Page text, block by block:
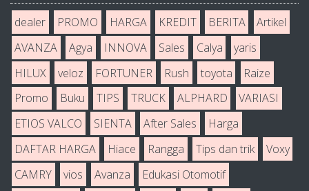
dealer PROMO HARGA KREDIT BERITA
Artikel
AVANZA
Agya INNOVA Sales Calya
yaris
HILUX
veloz FORTUNER Rush toyota
Raize
Promo
Buku TIPS TRUCK ALPHARD
VARIASI
ETIOS VALCO
SIENTA After Sales
Harga
DAFTAR HARGA
Hiace Rangga Tips dan trik
Voxy
CAMRY
vios Avanza
Edukasi Otomotif